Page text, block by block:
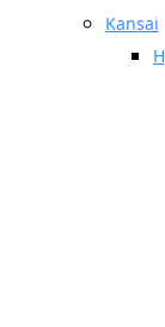
Kansai